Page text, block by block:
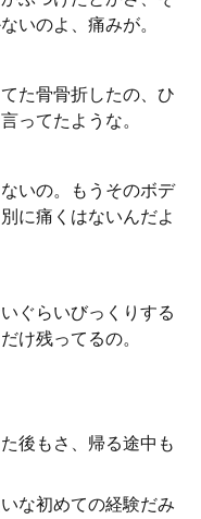
いのよ、痛みが。
た骨骨折したの、ひ
ってたような。
いの。もうそのボデ
に痛くはないんだよ
ぐらいびっくりする
け残ってるの。
後もさ、帰る途中も
な初めての経験だみ